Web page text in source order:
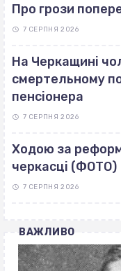
Про грози
7 СЕРПНЯ 2026
На Черкащині
смертельному
пенсіонера
7 СЕРПНЯ 2026
Ходою за
черкасці (ФОТО)
7 СЕРПНЯ 2026
ВАЖЛИВО